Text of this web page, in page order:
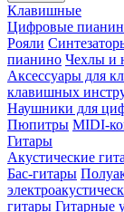
Клавишные
Цифровые
Рояли
пианино Чехлы и
Аксессуары для
клавишных
Наушники для
Пюпитры MIDI-
Гитары
Акустические
Бас-гитары
гитары Гитарные